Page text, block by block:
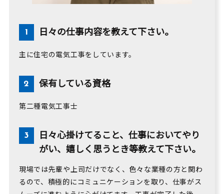
日々の仕事内容を教えて下さい。
主に住宅の電気工事をしています。
保有している資格
第二種電気工事士
日々心掛けてること、仕事においてやり
がい、嬉しく思うとき等教えて下さい。
現場では先輩や上司だけでなく、色々な業種の方と関わ
るので、積極的にコミュニケーションを取り、仕事がス